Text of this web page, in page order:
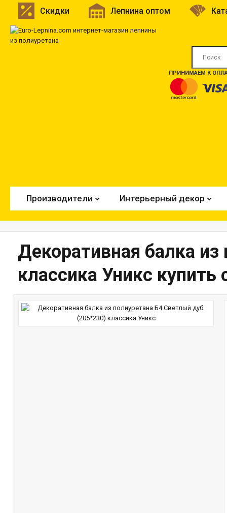
Скидки Лепнина оптом
ПРИНИМАЕМ К
Производители Интерьерный декор
Декоративная балка
классика Уникс